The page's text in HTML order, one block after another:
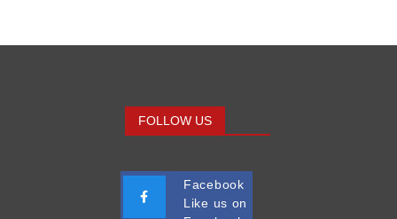
FOLLOW US
Facebook
Like us on